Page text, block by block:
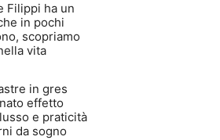
Filippi ha un
in pochi
scopriamo
vita
in gres
effetto
e praticità
da sogno